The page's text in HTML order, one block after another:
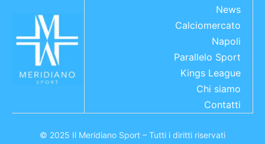
News
Calciomercato
Napoli
Parallelo Sport
Kings League
Chi siamo
Contatti
© 2025 Il Meridiano Sport – Tutti i diritti riservati